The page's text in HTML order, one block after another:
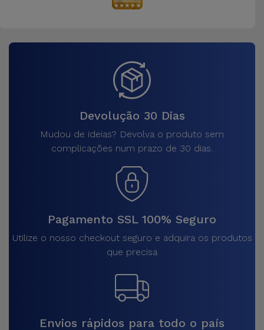
Devolução 30 Dias
Mudou de ideias? Devolva o produto sem
complicações num prazo de 30 dias.
Pagamento SSL 100% Seguro
Utilize o nosso checkout seguro e adquira os produtos
que precisa
Envios rápidos para todo o país